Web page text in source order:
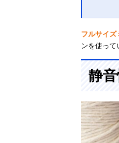
フルサイズ
ンを使って
静